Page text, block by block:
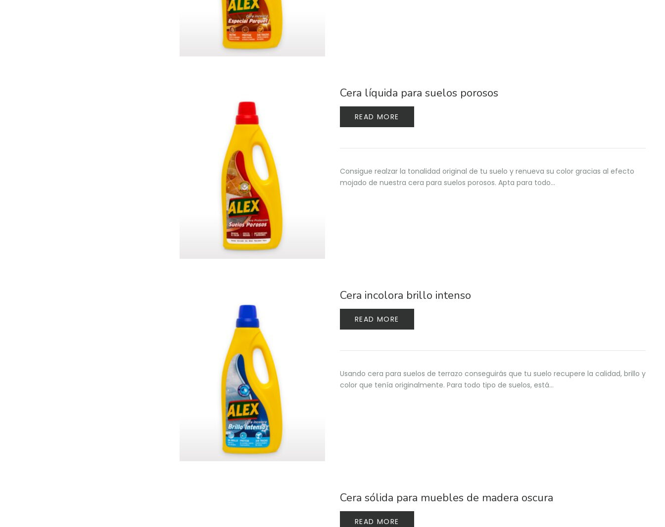
Cera líquida para suelos porosos
READ MORE
Consigue realzar la tonalidad original de tu suelo y renueva su color gracias al efecto
mojado de nuestra cera para suelos porosos. Apta para todo…
Cera incolora brillo intenso
READ MORE
Usando cera para suelos de terrazo conseguirás que tu suelo recupere la calidad, brillo y
color que tenía originalmente. Para todo tipo de suelos, está…
Cera sólida para muebles de madera oscura
READ MORE